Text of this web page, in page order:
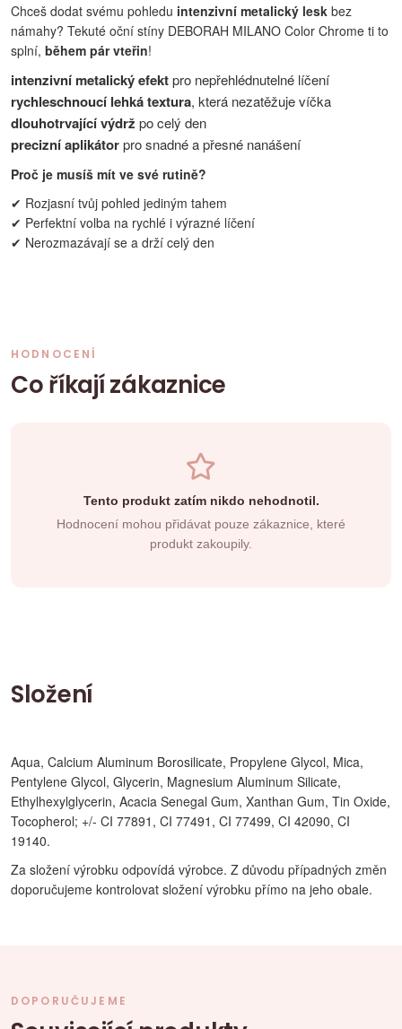
Chceš dodat svému pohledu intenzivní metalický lesk bez
námahy? Tekuté oční stíny DEBORAH MILANO Color Chrome ti to
splní, během pár vteřin!
intenzivní metalický efektpro nepřehlédnutelné líčení
rychleschnoucí lehká textura, která nezatěžuje víčka
dlouhotrvající výdrž po celý den
precizní aplikátorpro snadné a přesné nanášení
Proč je musíš mít ve své rutině?
✔ Rozjasní tvůj pohled jediným tahem
✔ Perfektní volba na rychlé i výrazné líčení
✔ Nerozmazávají se a drží celý den
HODNOCENÍ
Co říkají zákaznice
Tento produkt zatím nikdo nehodnotil.
Hodnocení mohou přidávat pouze zákaznice, které
produkt zakoupily.
Složení
Aqua, Calcium Aluminum Borosilicate, Propylene Glycol, Mica,
Pentylene Glycol, Glycerin, Magnesium Aluminum Silicate,
Ethylhexylglycerin, Acacia Senegal Gum, Xanthan Gum, Tin Oxide,
Tocopherol; +/- CI 77891, CI 77491, CI 77499, CI 42090, CI
19140.
Za složení výrobku odpovídá výrobce. Z důvodu případných změn
doporučujeme kontrolovat složení výrobku přímo na jeho obale.
DOPORUČUJEME